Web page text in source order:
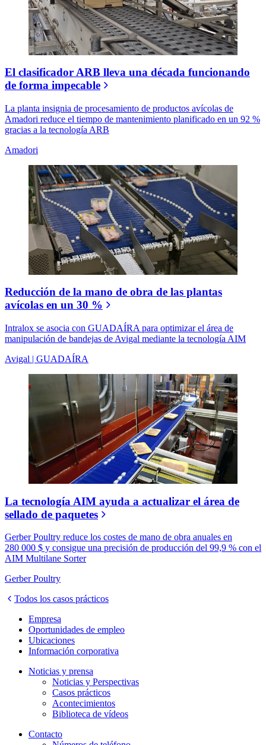
El clasificador ARB lleva una década funcionando
de forma impecable
La planta insignia de procesamiento de productos avícolas de
Amadori reduce el tiempo de mantenimiento planificado en un 92 %
gracias a la tecnología ARB
Amadori
Reducción de la mano de obra de las plantas
avícolas en un 30 %
Intralox se asocia con GUADAÍRA para optimizar el área de
manipulación de bandejas de Avigal mediante la tecnología AIM
Avigal | GUADAÍRA
La tecnología AIM ayuda a actualizar el área de
sellado de paquetes
Gerber Poultry reduce los costes de mano de obra anuales en
280 000 $ y consigue una precisión de producción del 99,9 % con el
AIM Multilane Sorter
Gerber Poultry
Todos los casos prácticos
Empresa
Oportunidades de empleo
Ubicaciones
Información corporativa
Noticias y prensa
Noticias y Perspectivas
Casos prácticos
Acontecimientos
Biblioteca de vídeos
Contacto